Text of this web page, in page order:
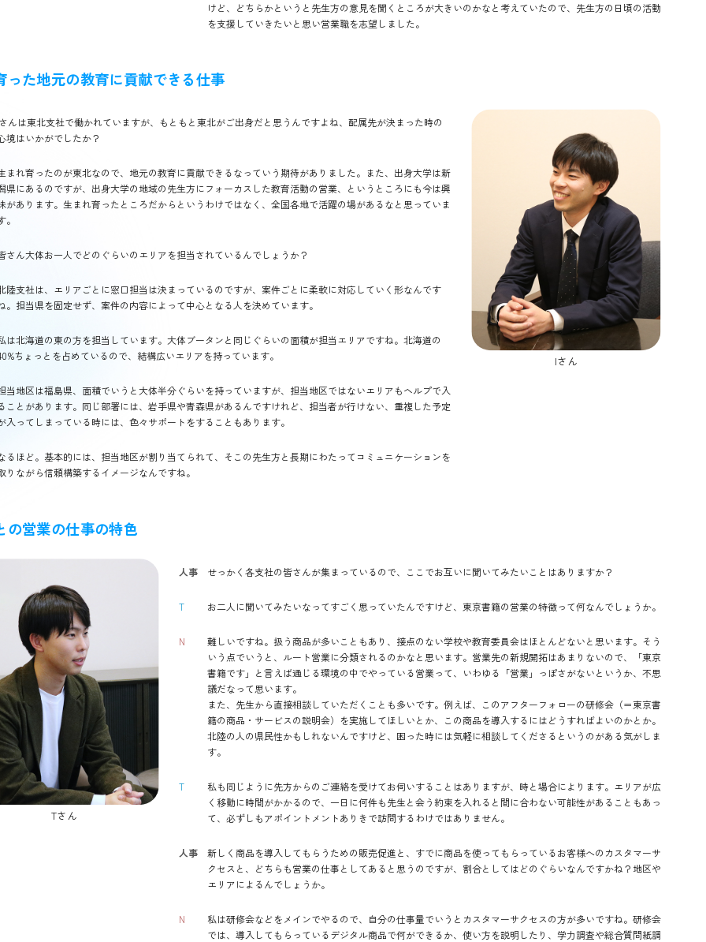
けど、どちらかというと先生方の意見を聞くところが大きいのかなと考えていたので、先生方の日頃の活動
を支援していきたいと思い営業職を志望しました。
った地元の教育に貢献できる仕事
Iさん
んは東北支社で働かれていますが、もともと東北がご出身だと思うんですよね、配属先が決まった時の
境はいかがでしたか？
まれ育ったのが東北なので、地元の教育に貢献できるなっていう期待がありました。また、出身大学は新
県にあるのですが、出身大学の地域の先生方にフォーカスした教育活動の営業、というところにも今は興
があります。生まれ育ったところだからというわけではなく、全国各地で活躍の場があるなと思っていま
。
さん大体お一人でどのぐらいのエリアを担当されているんでしょうか？
陸支社は、エリアごとに窓口担当は決まっているのですが、案件ごとに柔軟に対応していく形なんです
。担当県を固定せず、案件の内容によって中心となる人を決めています。
は北海道の東の方を担当しています。大体ブータンと同じぐらいの面積が担当エリアですね。北海道の
ちょっとを占めているので、結構広いエリアを持っています。
当地区は福島県、面積でいうと大体半分ぐらいを持っていますが、担当地区ではないエリアもヘルプで入
ことがあります。同じ部署には、岩手県や青森県があるんですけれど、担当者が行けない、重複した予定
入ってしまっている時には、色々サポートをすることもあります。
るほど。基本的には、担当地区が割り当てられて、そこの先生方と長期にわたってコミュニケーションを
りながら信頼構築するイメージなんですね。
の営業の仕事の特色
Tさん
人事 せっかく各支社の皆さんが集まっているので、ここでお互いに聞いてみたいことはありますか？
T お二人に聞いてみたいなってすごく思っていたんですけど、東京書籍の営業の特徴って何なんでしょうか。
N
難しいですね。扱う商品が多いこともあり、接点のない学校や教育委員会はほとんどないと思います。そう
いう点でいうと、ルート営業に分類されるのかなと思います。営業先の新規開拓はあまりないので、「東京
書籍です」と言えば通じる環境の中でやっている営業って、いわゆる「営業」っぽさがないというか、不思
議だなって思います。
また、先生から直接相談していただくことも多いです。例えば、このアフターフォローの研修会（＝東京書
籍の商品・サービスの説明会）を実施してほしいとか、この商品を導入するにはどうすればよいのかとか。
北陸の人の県民性かもしれないんですけど、困った時には気軽に相談してくださるというのがある気がしま
す。
T
私も同じように先方からのご連絡を受けてお伺いすることはありますが、時と場合によります。エリアが広
く移動に時間がかかるので、一日に何件も先生と会う約束を入れると間に合わない可能性があることもあっ
て、必ずしもアポイントメントありきで訪問するわけではありません。
人事
新しく商品を導入してもらうための販売促進と、すでに商品を使ってもらっているお客様へのカスタマーサ
クセスと、どちらも営業の仕事としてあると思うのですが、割合としてはどのぐらいなんですかね？地区や
エリアによるんでしょうか。
N
私は研修会などをメインでやるので、自分の仕事量でいうとカスタマーサクセスの方が多いですね。研修会
では、導入してもらっているデジタル商品で何ができるか、使い方を説明したり、学力調査や総合質問紙調